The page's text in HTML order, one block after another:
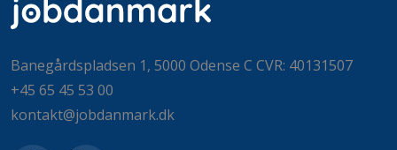
Banegårdspladsen 1, 5000 Odense C CVR: 40131507
+45 65 45 53 00
kontakt@jobdanmark.dk